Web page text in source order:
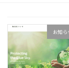
お知ら